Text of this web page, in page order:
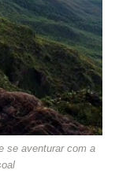
se aventurar com a